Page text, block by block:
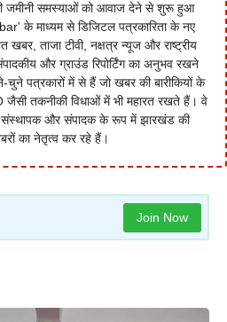
जमीनी समस्याओं को आवाज देने से शुरू हुआ
के माध्यम से डिजिटल पत्रकारिता के नए
खबर, ताजा टीवी, नक्षत्र न्यूज और राष्ट्रीय
और ग्राउंड रिपोर्टिंग का अनुभव रखने
पत्रकारों में से हैं जो खबर की बारीकियों के
जैसी तकनीकी विधाओं में भी महारत रखते हैं। वे
संस्थापक और संपादक के रूप में झारखंड की
का नेतृत्व कर रहे हैं।
Join Now